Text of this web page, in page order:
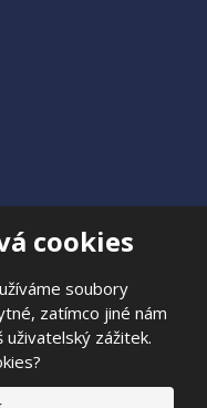
cookies
soubory
zatímco jiné nám
zážitek.
údajů